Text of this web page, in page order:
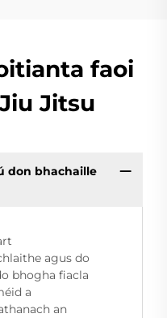
faoi
Jitsu
don bhachaille
agus do
bhogha fiacla
a
an